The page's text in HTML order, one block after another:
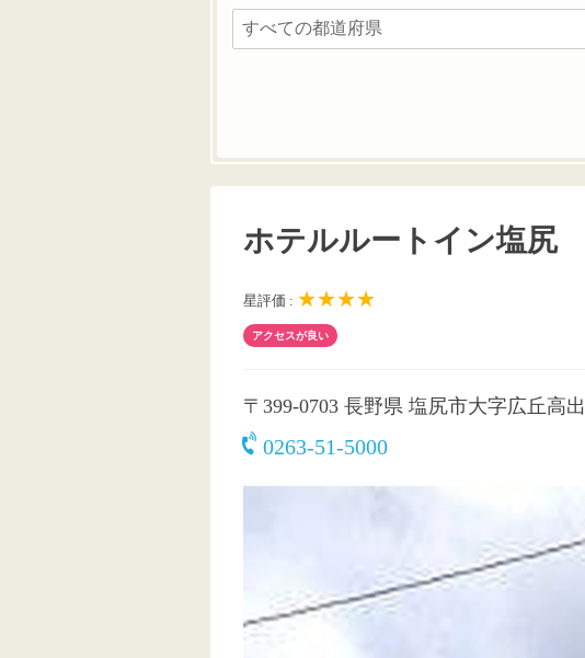
ホテルルートイン塩尻
星評価 : ★★★★
アクセスが良い
〒399-0703 長野県 塩尻市大字広丘高出
0263-51-5000